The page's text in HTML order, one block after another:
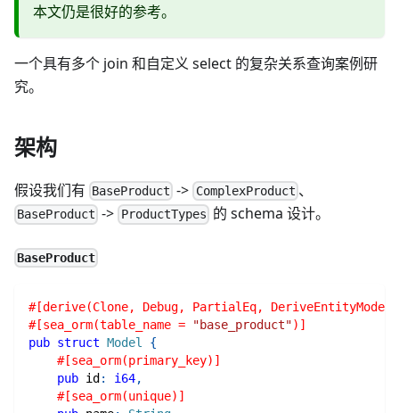
本文仍是很好的参考。
一个具有多个 join 和自定义 select 的复杂关系查询案例研
究。
架构
假设我们有 BaseProduct -> ComplexProduct 、
BaseProduct -> ProductTypes 的 schema 设计。
BaseProduct
#[derive(Clone, Debug, PartialEq,
#[sea_orm(table_name =
"base_product")]
pub struct Model
{
#[sea_orm(primary_key)]
pub id : i64,
#[sea_orm(unique)]